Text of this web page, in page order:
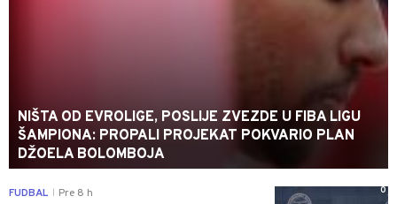
NIŠTA OD EVROLIGE, POSLIJE ZVEZDE U FIBA LIGU
ŠAMPIONA: PROPALI PROJEKAT POKVARIO PLAN
DŽOELA BOLOMBOJA
0
FUDBAL Pre 8 h